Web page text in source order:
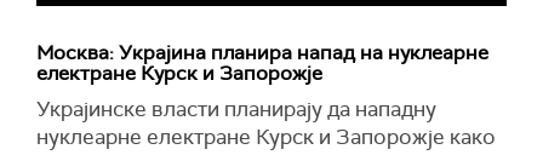
Москва: Украјина планира напад на нуклеарне
електране Курск и Запорожје
Украјинске власти планирају да нападну
нуклеарне електране Курск и Запорожје како